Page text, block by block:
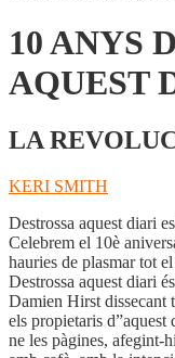
10 ANYS
AQUEST
LA
KERI SMITH
Destrossa aquest diari
Celebrem el 10è
hauries de plasmar tot
Destrossa aquest diari
Damien Hirst dissecant
els propietaris d”aquest
ne les pàgines, afegint-